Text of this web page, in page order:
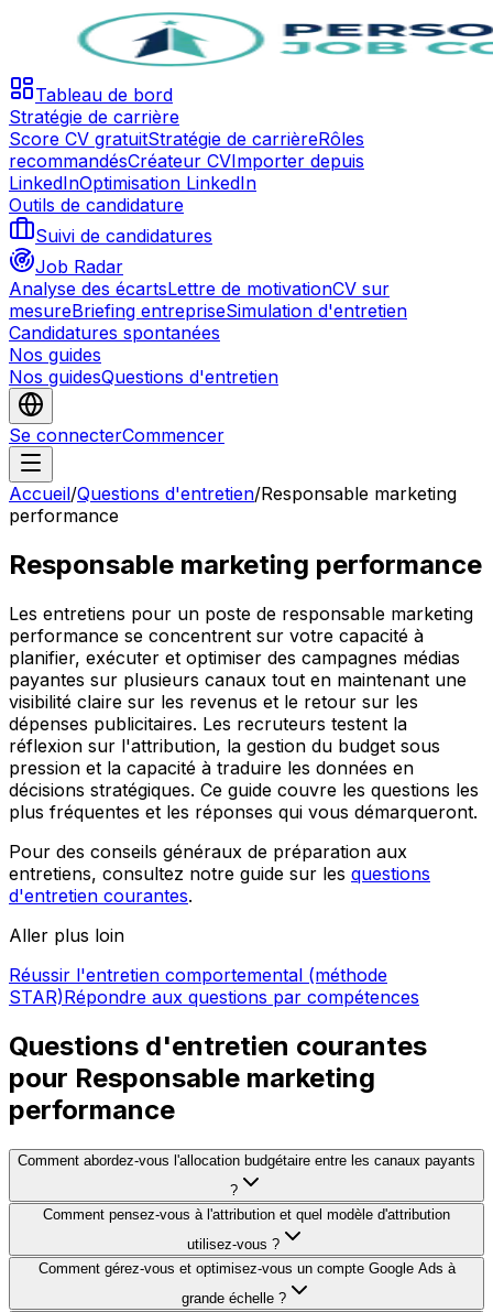
Tableau de bord
Stratégie de carrière
Score CV gratuitStratégie de carrièreRôles
recommandésCréateur CVImporter depuis
LinkedInOptimisation LinkedIn
Outils de candidature
Suivi de candidatures
Job Radar
Analyse des écartsLettre de motivationCV sur
mesureBriefing entrepriseSimulation d'entretien
Candidatures spontanées
Nos guides
Nos guidesQuestions d'entretien
Se connecterCommencer
Accueil/Questions d'entretien/Responsable marketing
performance
Responsable marketing performance
Les entretiens pour un poste de responsable marketing
performance se concentrent sur votre capacité à
planifier, exécuter et optimiser des campagnes médias
payantes sur plusieurs canaux tout en maintenant une
visibilité claire sur les revenus et le retour sur les
dépenses publicitaires. Les recruteurs testent la
réflexion sur l'attribution, la gestion du budget sous
pression et la capacité à traduire les données en
décisions stratégiques. Ce guide couvre les questions les
plus fréquentes et les réponses qui vous démarqueront.
Pour des conseils généraux de préparation aux
entretiens, consultez notre guide sur les questions
d'entretien courantes.
Aller plus loin
Réussir l'entretien comportemental (méthode
STAR)Répondre aux questions par compétences
Questions d'entretien courantes
pour Responsable marketing
performance
Comment abordez-vous l'allocation budgétaire entre les canaux payants
?
Comment pensez-vous à l'attribution et quel modèle d'attribution
utilisez-vous ?
Comment gérez-vous et optimisez-vous un compte Google Ads à
grande échelle ?